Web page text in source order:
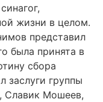
жизни в целом.
представил
была принята в
сбора
заслуги группы
Славик Мошеев,